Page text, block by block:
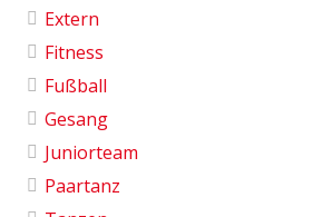
Extern
Fitness
Fußball
Gesang
Juniorteam
Paartanz